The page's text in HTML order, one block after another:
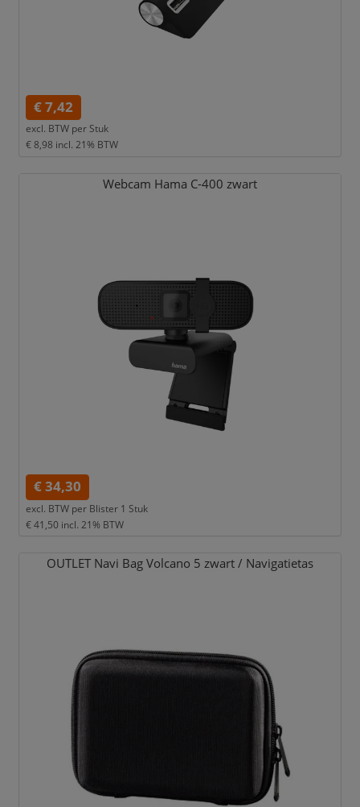
€ 7,42
excl. BTW per Stuk
€ 8,98 incl. 21% BTW
Webcam Hama C-400 zwart
€ 34,30
excl. BTW per Blister 1 Stuk
€ 41,50 incl. 21% BTW
OUTLET Navi Bag Volcano 5 zwart / Navigatietas